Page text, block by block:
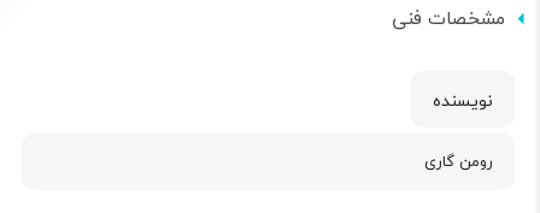
مشخصات فنی
نویسنده
رومن گاری